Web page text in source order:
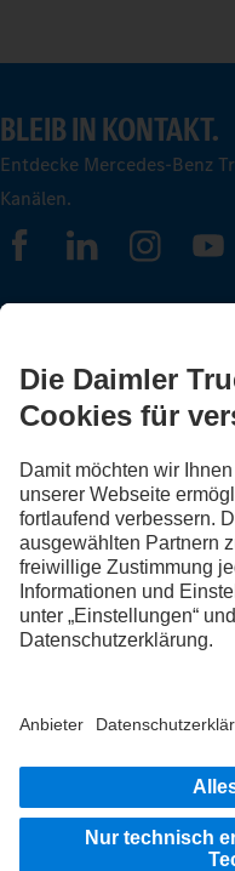
BLEIB IN KONTAKT.
Entdecke Mercedes-Benz
Kanälen.
FOLLOW THE
Tausche jetzt Erfahrungen
Truckern aus.
Impressum